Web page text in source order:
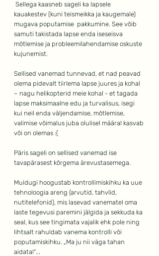
Sellega kaasneb sageli ka lapsele
kauakestev (kuni teismeikka ja kaugemale)
mugava poputamise  pakkumine. See võib
samuti takistada lapse enda iseseisva
mõtlemise ja probleemilahendamise oskuste
kujunemist.
Sellised vanemad tunnevad, et nad peavad
olema pidevalt tiirlema lapse juures ja kohal
– nagu helikopterid meie kohal - et tagada
lapse maksimaalne edu ja turvalisus, isegi
kui neil enda väljendamise, mõtlemise,
valimise võimalus juba olulisel määral kasvab
või on olemas :(
Päris sageli on sellised vanemad ise
tavapärasest kõrgema ärevustasemega.
Muidugi hoogustab kontrollimiskihku ka uue
tehnoloogia areng (arvutid, tahvlid,
nutitelefonid), mis lasevad vanematel oma
laste tegevusi paremini jälgida ja sekkuda ka
seal, kus see tingimata vajalik ehk pole ning
lihtsalt rahuldab vanema kontrolli või
poputamiskihku. „Ma ju nii väga tahan
aidata!“...